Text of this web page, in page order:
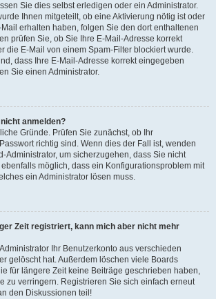
Sie dies selbst erledigen oder ein Administrator.
Ihnen mitgeteilt, ob eine Aktivierung nötig ist oder
erhalten haben, folgen Sie den dort enthaltenen
prüfen Sie, ob Sie Ihre E-Mail-Adresse korrekt
die E-Mail von einem Spam-Filter blockiert wurde.
dass Ihre E-Mail-Adresse korrekt eingegeben
Sie einen Administrator.
anmelden?
Gründe. Prüfen Sie zunächst, ob Ihr
richtig sind. Wenn dies der Fall ist, wenden
Administrator, um sicherzugehen, dass Sie nicht
möglich, dass ein Konfigurationsproblem mit
ein Administrator lösen muss.
Zeit registriert, kann mich aber nicht mehr
Ihr Benutzerkonto aus verschieden
gelöscht hat. Außerdem löschen viele Boards
für längere Zeit keine Beiträge geschrieben haben,
zu verringern. Registrieren Sie sich einfach erneut
den Diskussionen teil!